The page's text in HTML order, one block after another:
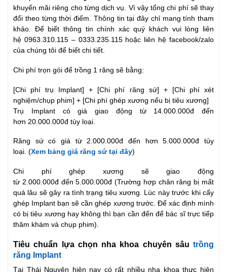
khuyến mãi riêng cho từng dịch vụ. Vì vậy tổng chi phí sẽ thay
đổi theo từng thời điểm. Thông tin tại đây chỉ mang tính tham
khảo. Để biết thông tin chính xác quý khách vui lòng liên
hệ 0963.310.115 – 0333.235.115 hoặc liên hệ facebook/zalo
của chúng tôi để biết chi tiết.
Chi phí trọn gói để trồng 1 răng sẽ bằng:
[Chi phí trụ Implant] + [Chi phí răng sứ] + [Chi phí xét
nghiệm/chụp phim] + [Chi phí ghép xương nếu bị tiêu xương]
Trụ Implant có giá giao động từ 14.000.000đ đến
hơn 20.000.000đ tùy loại.
Răng sứ có giá từ 2.000.000đ đến hơn 5.000.000đ tùy
loại. (Xem bảng giá răng sứ tại đây)
Chi phí ghép xương sẽ giao động
từ 2.000.000đ đến 5.000.000đ (Trường hợp chân răng bị mất
quá lâu sẽ gây ra tình trạng tiêu xương. Lúc này trước khi cấy
ghép Implant bạn sẽ cần ghép xương trước. Để xác định mình
có bị tiêu xương hay không thì bạn cần đến để bác sĩ trực tiếp
thăm khám và chụp phim).
Tiêu chuẩn lựa chọn nha khoa chuyên sâu trồng
răng Implant
Tại Thái Nguyên hiện nay có rất nhiều nha khoa thực hiện